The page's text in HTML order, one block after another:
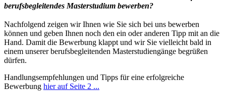
berufsbegleitendes Masterstudium bewerben?
Nachfolgend zeigen wir Ihnen wie Sie sich bei uns bewerben
können und geben Ihnen noch den ein oder anderen Tipp mit an die
Hand. Damit die Bewerbung klappt und wir Sie vielleicht bald in
einem unserer berufsbegleitenden Masterstudiengänge begrüßen
dürfen.
Handlungsempfehlungen und Tipps für eine erfolgreiche
Bewerbung hier auf Seite 2 ...